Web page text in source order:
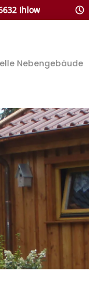
Ihlow
Nebengebäude